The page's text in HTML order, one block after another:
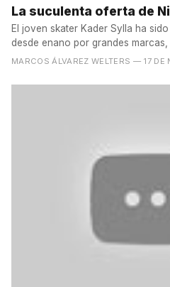
La suculenta oferta de
El joven skater Kader Sylla ha
desde enano por grandes marcas,
MARCOS ÁLVAREZ WELTERS — 17 DE